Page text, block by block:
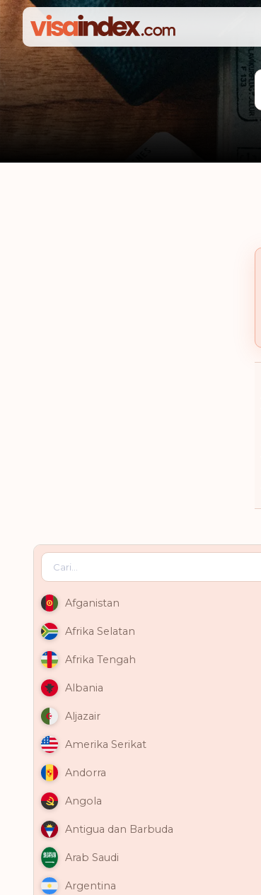
Afganistan
Afrika Selatan
Afrika Tengah
Albania
Aljazair
Amerika Serikat
Andorra
Angola
Antigua dan Barbuda
Arab Saudi
Argentina